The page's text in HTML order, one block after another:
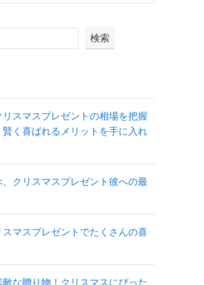
検索
リスマスプレゼントの相場を把握
く喜ばれるメリットを手に入れ
、クリスマスプレゼント彼への最
マスプレゼントでたくさんの喜
敵な贈り物！クリスマスにぴった